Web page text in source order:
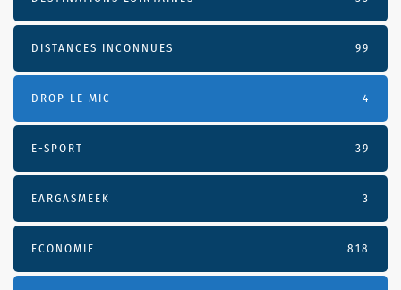
DISTANCES INCONNUES 99
DROP LE MIC 4
E-SPORT 39
EARGASMEEK 3
ECONOMIE 818